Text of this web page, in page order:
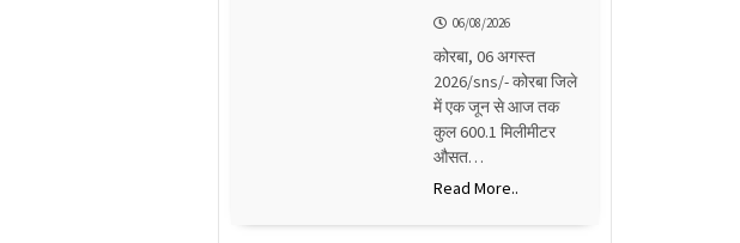
06/08/2026
कोरबा, 06 अगस्त
2026/sns/- कोरबा जिले
में एक जून से आज तक
कुल 600.1 मिलीमीटर
औसत…
Read More..